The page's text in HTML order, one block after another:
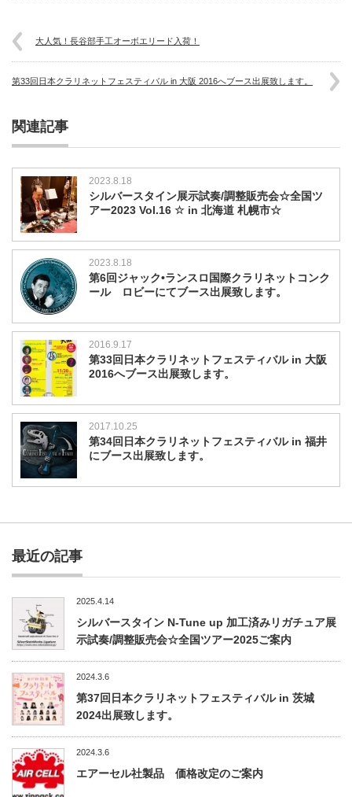
大人気！長谷部手工オーボエリード入荷！
第33回日本クラリネットフェスティバル in 大阪 2016へブース出展致します。
関連記事
2023.8.18
シルバースタイン展示試奏/調整販売会☆全国ツ
アー2023 Vol.16 ☆ in 北海道 札幌市☆
2023.8.18
第6回ジャック•ランスロ国際クラリネットコンク
ール ロビーにてブース出展致します。
2016.9.17
第33回日本クラリネットフェスティバル in 大阪
2016へブース出展致します。
2017.10.25
第34回日本クラリネットフェスティバル in 福井
にブース出展致します。
最近の記事
2025.4.14
シルバースタイン N-Tune up 加工済みリガチュア展
示試奏/調整販売会☆全国ツアー2025ご案内
2024.3.6
第37回日本クラリネットフェスティバル in 茨城
2024出展致します。
2024.3.6
エアーセル社製品 価格改定のご案内